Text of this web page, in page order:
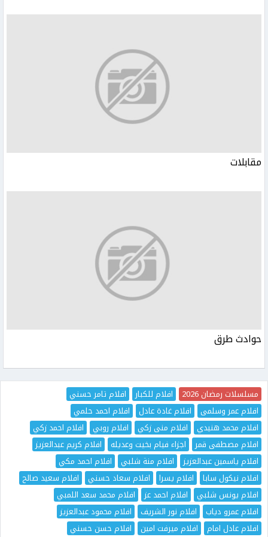
مقابلات
حوادث طرق
مسلسلات رمضان 2026 افلام للكبار
افلام تامر حسني
افلام عمر وسلمى
افلام غادة عادل
افلام احمد حلمي
افلام محمد هنيدي
افلام منى زكي افلام روبي
افلام احمد زكي
افلام مصطفى قمر
اجزاء فيام بخيت وعديله
افلام كريم عبدالعزيز
افلام ياسمين عبدالعزيز
افلام منة شلبي
افلام احمد مكي
افلام نيكول سابا
افلام يسرا افلام سعاد حسني
افلام سعيد صالح
افلام يونس شلبي
افلام احمد عز
افلام محمد سعد اللمبي
افلام عمرو دياب
افلام نور الشريف
افلام محمود عبدالعزيز
افلام عادل امام
افلام ميرفت امين افلام حسن حسني